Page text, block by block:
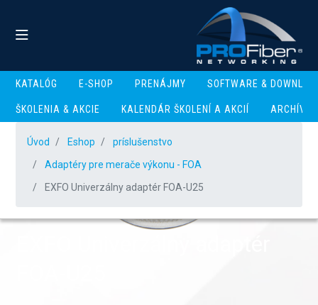
KATALÓG E-SHOP PRENÁJMY SOFTWARE &
ŠKOLENIA & AKCIE KALENDÁR ŠKOLENÍ A AKCIÍ ARCHÍV
Úvod Eshop
príslušenstvo
Adaptéry pre merače výkonu - FOA
EXFO Univerzálny adaptér FOA-U25